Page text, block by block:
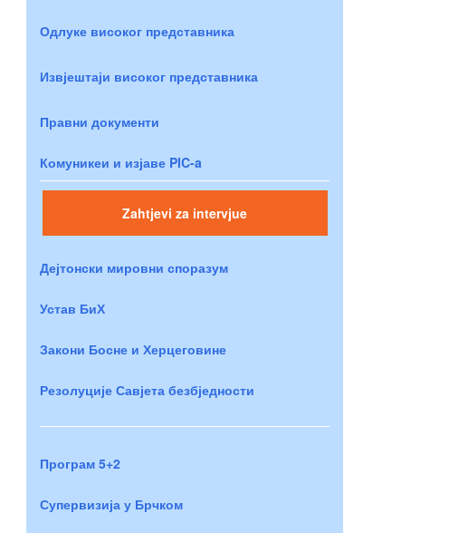
Одлуке високог представника
Извјештаји високог представника
Правни документи
Комуникеи и изјаве PIC-a
Zahtjevi za intervjue
Дејтонски мировни споразум
Устав БиХ
Закони Босне и Херцеговине
Резолуције Савјета безбједности
Програм 5+2
Супервизија у Брчком